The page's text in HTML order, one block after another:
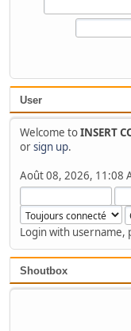
User
Welcome toINSERT
orsign up.
Août 08, 2026, 11:08
Login with username,
Shoutbox